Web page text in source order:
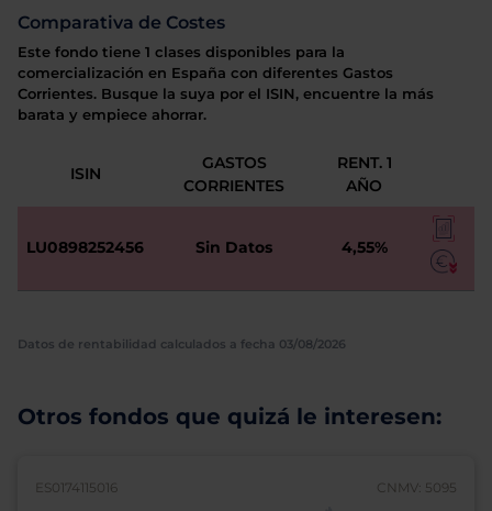
Comparativa de Costes
Este fondo tiene 1 clases disponibles para la
comercialización en España con diferentes Gastos
Corrientes. Busque la suya por el ISIN, encuentre la más
barata y empiece ahorrar.
ISIN
GASTOS
CORRIENTES
RENT. 1
AÑO
LU0898252456 Sin Datos 4,55%
Datos de rentabilidad calculados a fecha 03/08/2026
Otros fondos que quizá le interesen:
ES0174115016 CNMV: 5095